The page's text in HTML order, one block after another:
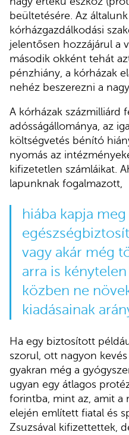
beültetésére. Az
kórházgazdálkodási
jelentősen hozzájárul a
második okként tehát
pénzhiány, a kórházak
nehéz beszerezni a
A kórházak százmilliárd
adósságállománya, az
költségvetés bénító
nyomás az
kifizetetlen számláikat.
lapunknak fogalmazott,
hiába kapja
vagy akár még
arra is
közben ne
kiadásainak
Ha egy biztosított
szorul, ott nagyon
gyakran még a
ugyan egy átlagos
forintba, mint az, amit a
elején említett fiatal és
Zsuzsával kifizettettek,